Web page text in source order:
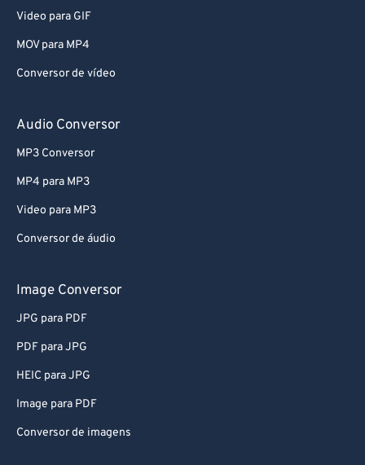
Video para GIF
MOV para MP4
Conversor de vídeo
Audio Conversor
MP3 Conversor
MP4 para MP3
Video para MP3
Conversor de áudio
Image Conversor
JPG para PDF
PDF para JPG
HEIC para JPG
Image para PDF
Conversor de imagens